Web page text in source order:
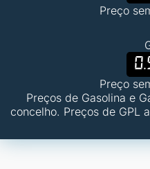
Preço
Preço
Preços de Gasolina e
concelho. Preços de GPL